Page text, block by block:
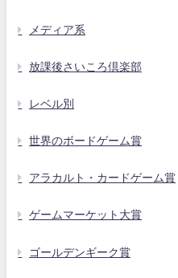
メディア系
放課後さいころ倶楽部
レベル別
世界のボードゲーム賞
アラカルト・カードゲーム賞
ゲームマーケット大賞
ゴールデンギーク賞